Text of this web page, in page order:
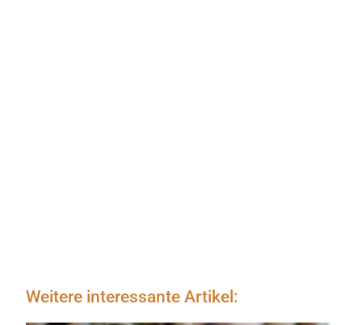
Weitere interessante Artikel: